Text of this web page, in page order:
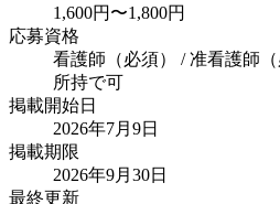
1,600円〜1,800円
応募資格
看護師（必須） / 准看護師
所持で可
掲載開始日
2026年7月9日
掲載期限
2026年9月30日
最終更新